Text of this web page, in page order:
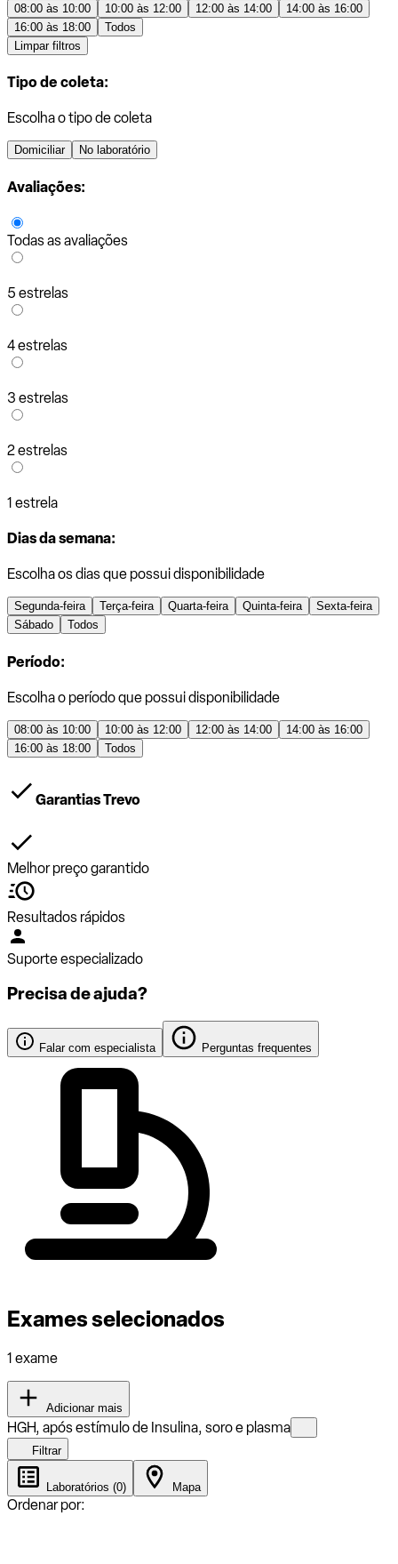
08:00 às 10:00 10:00 às 12:00 12:00 às 14:00
14:00 às 16:00
16:00 às 18:00
Todos
Limpar filtros
Tipo de coleta:
Escolha o tipo de coleta
Domiciliar No laboratório
Avaliações:
Todas as avaliações
5 estrelas
4 estrelas
3 estrelas
2 estrelas
1 estrela
Dias da semana:
Escolha os dias que possui disponibilidade
Segunda-feira Terça-feira Quarta-feira Quinta-feira
Sexta-feira
Sábado
Todos
Período:
Escolha o período que possui disponibilidade
08:00 às 10:00 10:00 às 12:00 12:00 às 14:00
14:00 às 16:00
16:00 às 18:00
Todos
Garantias Trevo
Melhor preço garantido
Resultados rápidos
Suporte especializado
Precisa de ajuda?
Falar com especialista Perguntas frequentes
Exames selecionados
1 exame
Adicionar mais
HGH, após estímulo de Insulina, soro e plasma
Filtrar
Laboratórios (0) Mapa
Ordenar por: